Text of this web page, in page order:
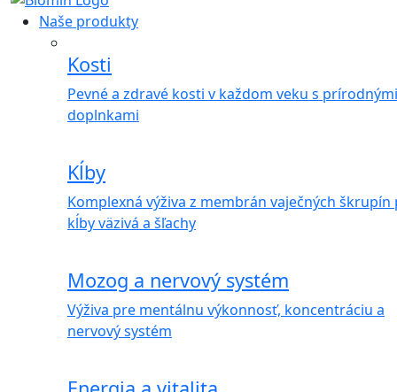
Naše produkty
Kosti
Pevné a zdravé kosti v každom veku s prírodnými
doplnkami
Kĺby
Komplexná výživa z membrán vaječných škrupín
kĺby väzivá a šľachy
Mozog a nervový systém
Výživa pre mentálnu výkonnosť, koncentráciu a
nervový systém